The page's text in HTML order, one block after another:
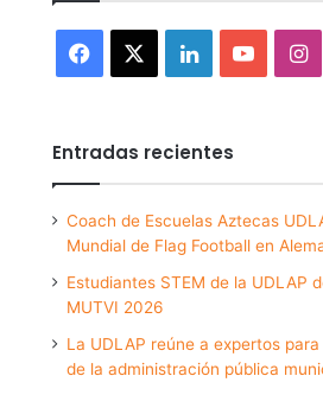
Facebook LinkedIn
Entradas recientes
Coach de Escuelas Aztecas
Mundial de Flag Football en
Estudiantes STEM de la UDLAP
MUTVI 2026
La UDLAP reúne a expertos
de la administración pública